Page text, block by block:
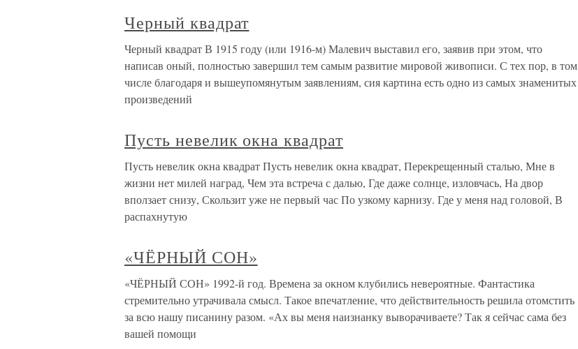
Черный квадрат
Черный квадрат В 1915 году (или 1916-м) Малевич выставил его, заявив при этом, что
написав оный, полностью завершил тем самым развитие мировой живописи. С тех пор, в том
числе благодаря и вышеупомянутым заявлениям, сия картина есть одно из самых знаменитых
произведений
Пусть невелик окна квадрат
Пусть невелик окна квадрат Пусть невелик окна квадрат, Перекрещенный сталью, Мне в
жизни нет милей наград, Чем эта встреча с далью, Где даже солнце, изловчась, На двор
вползает снизу, Скользит уже не первый час По узкому карнизу. Где у меня над головой, В
распахнутую
«ЧЁРНЫЙ СОН»
«ЧЁРНЫЙ СОН» 1992-й год. Времена за окном клубились невероятные. Фантастика
стремительно утрачивала смысл. Такое впечатление, что действительность решила отомстить
за всю нашу писанину разом. «Ах вы меня наизнанку выворачиваете? Так я сейчас сама без
вашей помощи